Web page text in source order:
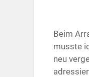
Beim
muss­te
neu